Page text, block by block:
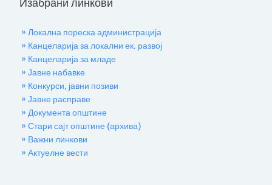
Изабрани линкови
» Локална пореска администрација
» Канцеларија за локални ек. развој
» Канцеларија за младе
» Јавне набавке
» Конкурси, јавни позиви
» Јавне расправе
» Документа општине
» Стари сајт општине (архива)
» Важни линкови
» Актуелне вести